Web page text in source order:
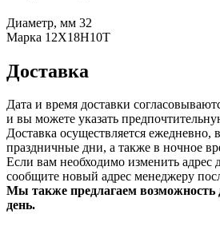
Диаметр, мм 32
Марка 12Х18Н10Т
Доставка
Дата и время доставки
и вы можете указать
Доставка осуществляется
праздничные дни, а также в ночное
Если вам необходимо изменить адрес
сообщите новый адрес менеджеру
Мы также предлагаем возможность
день.